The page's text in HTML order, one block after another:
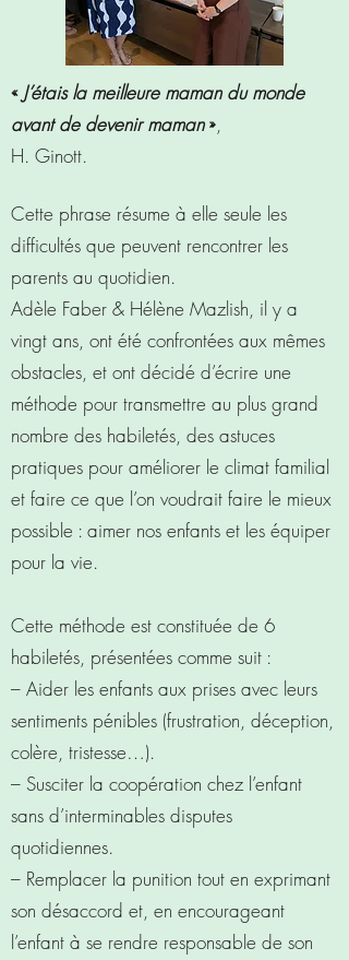
« J’étais la meilleure maman du monde
avant de devenir maman»,
H. Ginott.
Cette phrase résume à elle seule les
difficultés que peuvent rencontrer les
parents au quotidien.
Adèle Faber & Hélène Mazlish, il y a
vingt ans, ont été confrontées aux mêmes
obstacles, et ont décidé d’écrire une
méthode pour transmettre au plus grand
nombre des habiletés, des astuces
pratiques pour améliorer le climat familial
et faire ce que l’on voudrait faire le mieux
possible : aimer nos enfants et les équiper
pour la vie.
Cette méthode est constituée de 6
habiletés, présentées comme suit :
– Aider les enfants aux prises avec leurs
sentiments pénibles (frustration, déception,
colère, tristesse…).
– Susciter la coopération chez l’enfant
sans d’interminables disputes
quotidiennes.
– Remplacer la punition tout en exprimant
son désaccord et, en encourageant
l’enfant à se rendre responsable de son